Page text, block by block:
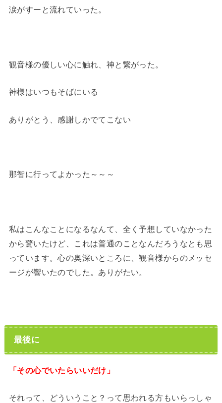
涙がすーと流れていった。
観音様の優しい心に触れ、神と繋がった。
神様はいつもそばにいる
ありがとう、感謝しかでてこない
那智に行ってよかった～～～
私はこんなことになるなんて、全く予想していなかった
から驚いたけど、これは普通のことなんだろうなとも思
っています。心の奥深いところに、観音様からのメッセ
ージが響いたのでした。ありがたい。
最後に
「その心でいたらいいだけ」
それって、どういうこと？って思われる方もいらっしゃ